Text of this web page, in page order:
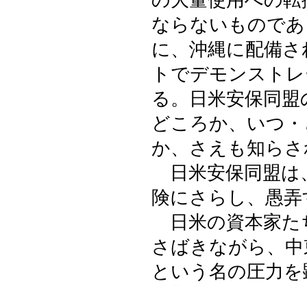
ならないもので
に、沖縄に配備
トでデモンスト
る。日米安保同
どころか、いつ
か、さえも知ら
日米安保同盟は
険にさらし、愚
日米の資本家た
さばきながら、
という名の圧力